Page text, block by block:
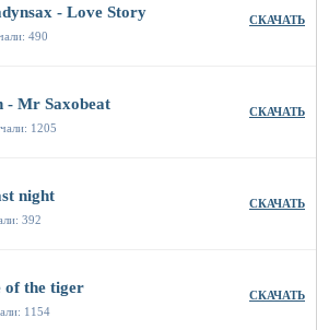
- Love Story
490
СКАЧАТЬ
- Mr Saxobeat
1205
СКАЧАТЬ
night
392
СКАЧАТЬ
of the tiger
1154
СКАЧАТЬ